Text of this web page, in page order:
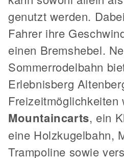
genutzt werden.
Fahrer ihre
einen Bremshebel.
Sommerrodelbahn
Erlebnisberg
Freizeitmöglichkeiten
Mountaincarts, ein
eine Holzkugelbahn,
Trampoline sowie